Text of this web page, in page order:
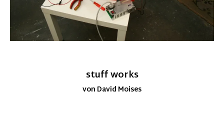
stuff works
von David Moises